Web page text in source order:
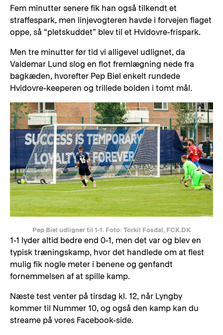
Fem minutter senere fik han også tilkendt et
straffespark, men linjevogteren havde i forvejen flaget
oppe, så “pletskuddet” blev til et Hvidovre-frispark.
Men tre minutter før tid vi alligevel udlignet, da
Valdemar Lund slog en flot fremlægning nede fra
bagkæden, hvorefter Pep Biel enkelt rundede
Hvidovre-keeperen og trillede bolden i tomt mål.
Pep Biel udligner til 1-1. Foto: Torkil Fosdal, FCK.DK
1-1 lyder altid bedre end 0-1, men det var og blev en
typisk træningskamp, hvor det handlede om at flest
mulig fik nogle meter i benene og genfandt
fornemmelsen af at spille kamp.
Næste test venter på tirsdag kl. 12, når Lyngby
kommer til Nummer 10, og også den kamp kan du
streame på vores Facebook-side.